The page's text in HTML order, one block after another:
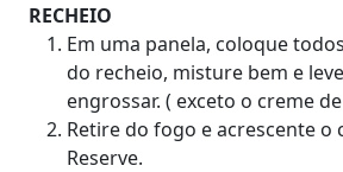
RECHEIO
Em uma panela, coloque
do recheio, misture bem e
engrossar. ( exceto o creme
Retire do fogo e acrescente o
Reserve.